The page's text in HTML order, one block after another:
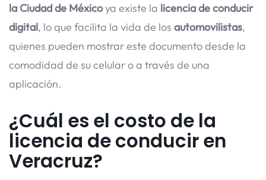
la Ciudad de Méxicoya existe la licencia de conducir
digital, lo que facilita la vida de los automovilistas,
quienes pueden mostrar este documento desde la
comodidad de su celular o a través de una
aplicación.
¿Cuál es el costo de la
licencia de conducir en
Veracruz?